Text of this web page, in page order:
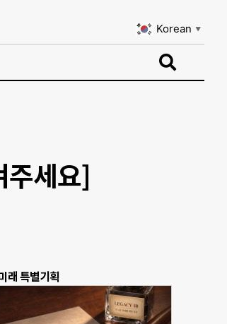
Korean ▼
세요]
래 특별기획